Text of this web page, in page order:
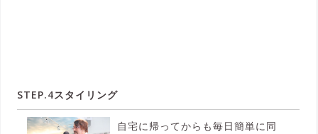
STEP.4スタイリング
自宅に帰ってからも毎日簡単に同